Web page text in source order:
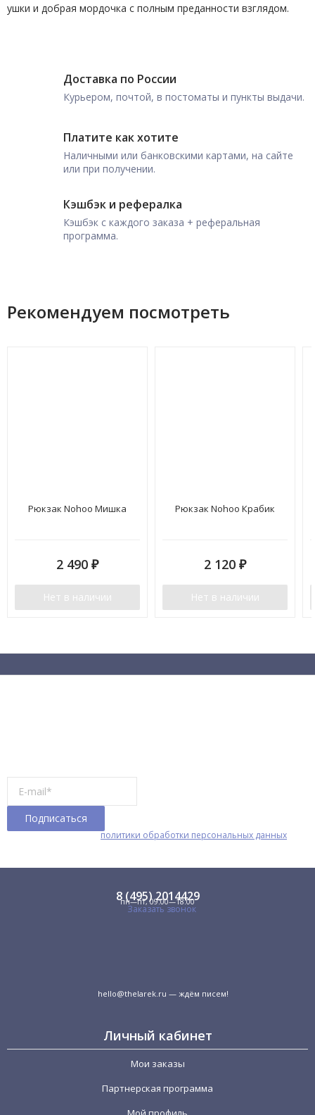
ушки и добрая мордочка с полным преданности взглядом.
Доставка по России
Курьером, почтой, в постоматы и пункты выдачи.
Платите как хотите
Наличными или банковскими картами, на сайте
или при получении.
Кэшбэк и рефералка
Кэшбэк с каждого заказа + реферальная
программа.
Рекомендуем посмотреть
Рюкзак Nohoo Мишка
2 490 ₽
Нет в наличии
Рюкзак Nohoo Крабик
2 120 ₽
Нет в наличии
Я принимаю условияполитики обработки персональных данных
8 (495) 2014429
пн—пт, 09:00—18:00
Заказать звонок
hello@thelarek.ru — ждём писем!
Личный кабинет
Мои заказы
Партнерская программа